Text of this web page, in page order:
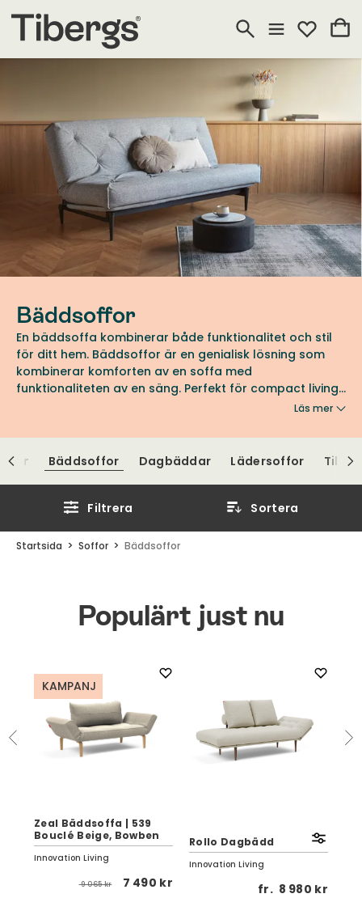
Bäddsoffor
En bäddsoffa kombinerar både funktionalitet och stil
för ditt hem. Bäddsoffor är en genialisk lösning som
kombinerar komforten av en soffa med
funktionaliteten av en säng. Perfekt för compact living,
gästrummet eller varför inte som extra sovplats iLäs mer
Bäddsoffor Dagbäddar Lädersoffor
Filtrera Sortera
Startsida Soffor Bäddsoffor
Populärt just nu
KAMPANJ
Zeal Bäddsoffa | 539
Bouclé Beige, Bowben
Innovation Living
9 065 kr 7 490 kr
Rollo Dagbädd
Innovation Living
fr. 8 980 kr